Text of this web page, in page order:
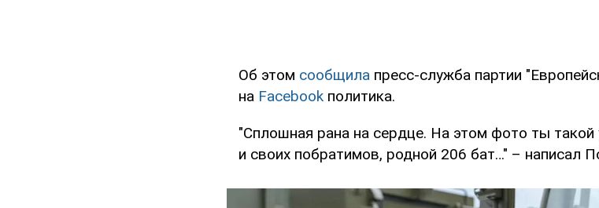
Об этом сообщила пресс-служба партии
на Facebook политика.
"Сплошная рана на сердце. На этом фото ты
и своих побратимов, родной 206 бат…" – написал